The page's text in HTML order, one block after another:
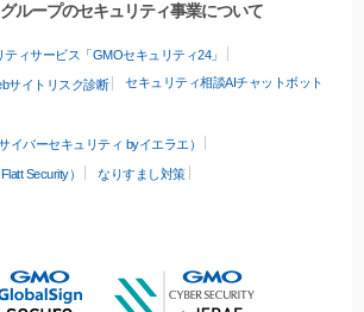
ループのセキュリティ事業について
ィサービス「GMOセキュリティ24」
サイトリスク診断 セキュリティ相談AIチャットボット
イバーセキュリティ byイエラエ）
Security）
なりすまし対策